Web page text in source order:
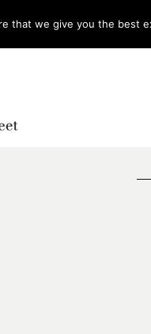
that we give you the best